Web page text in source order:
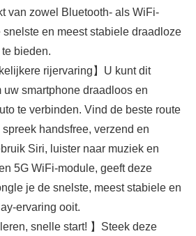
van zowel Bluetooth- als WiFi-
en meest stabiele draadloze
bieden.
rijervaring】U kunt dit
uw smartphone draadloos en
te verbinden. Vind de beste route
handsfree, verzend en
Siri, luister naar muziek en
5G WiFi-module, geeft deze
je de snelste, meest stabiele en
ervaring ooit.
snelle start! 】Steek deze